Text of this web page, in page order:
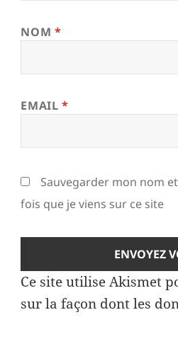
NOM *
EMAIL*
Sauvegarder mon nom
fois que je viens sur ce site
Ce site utilise Akismet
sur la façon dont les